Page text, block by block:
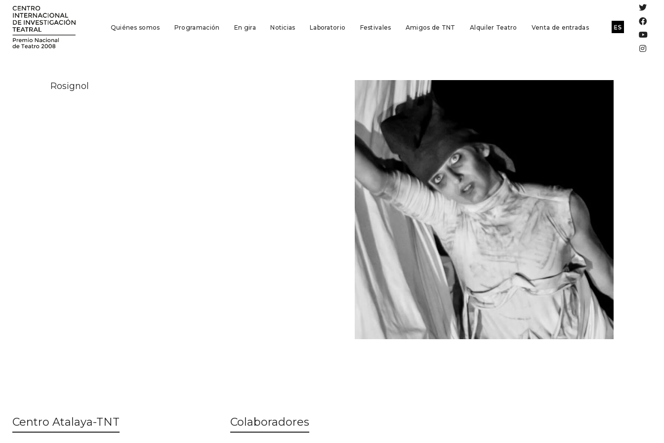
Quiénes somos Programación En gira Noticias Laboratorio Festivales Amigos de TNT Alquiler Teatro Venta de entradas
Rosignol
Centro Atalaya-TNT Colaboradores